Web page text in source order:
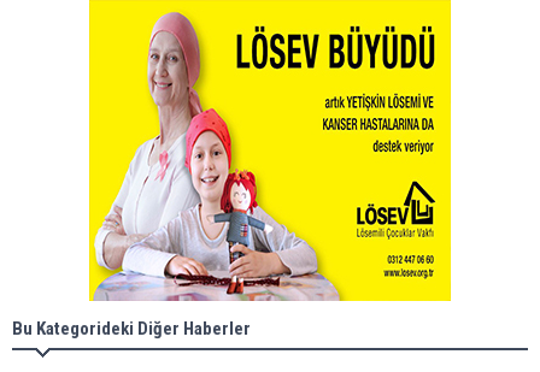
Bu Kategorideki Diğer Haberler